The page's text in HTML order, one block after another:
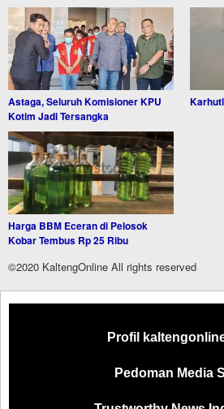
Astaga, Seluruh Komisioner KPU
Kotim Jadi Tersangka
Harga BBM Eceran di Pelosok
Kobar Tembus Rp 25 Ribu
©2020 KaltengOnline All rights reserved
Profil
Pedoman Media